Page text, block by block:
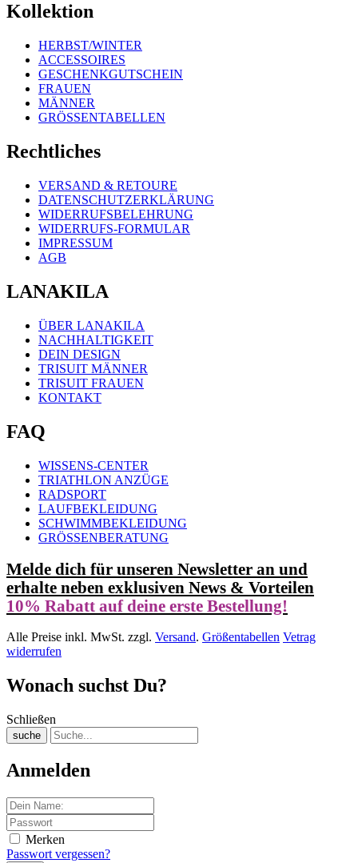
Kollektion
HERBST/WINTER
ACCESSOIRES
GESCHENKGUTSCHEIN
FRAUEN
MÄNNER
GRÖSSENTABELLEN
Rechtliches
VERSAND & RETOURE
DATENSCHUTZERKLÄRUNG
WIDERRUFSBELEHRUNG
WIDERRUFS-FORMULAR
IMPRESSUM
AGB
LANAKILA
ÜBER LANAKILA
NACHHALTIGKEIT
DEIN DESIGN
TRISUIT MÄNNER
TRISUIT FRAUEN
KONTAKT
FAQ
WISSENS-CENTER
TRIATHLON ANZÜGE
RADSPORT
LAUFBEKLEIDUNG
SCHWIMMBEKLEIDUNG
GRÖSSENBERATUNG
Melde dich für unseren Newsletter an und
erhalte neben exklusiven News & Vorteilen
10% Rabatt auf deine erste Bestellung!
Alle Preise inkl. MwSt. zzgl. Versand. Größentabellen Vetrag
widerrufen
Wonach suchst Du?
Schließen
suche
Anmelden
Merken
Passwort vergessen?